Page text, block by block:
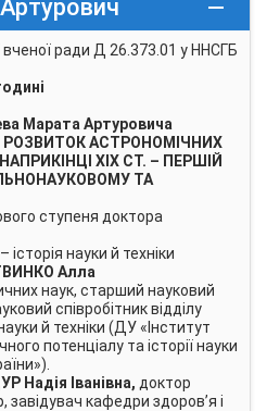
вченої ради Д 26.373.01 у ННСГБ
Марата Артуровича
РОЗВИТОК АСТРОНОМІЧНИХ
ХІХ СТ. – ПЕРШІЙ
ТА
ступеня доктора
науки й техніки
Алла
наук, старший науковий
співробітник відділу
й техніки (ДУ «Інститут
потенціалу та історії науки
Надія Іванівна, доктор
завідувач кафедри здоров’я і